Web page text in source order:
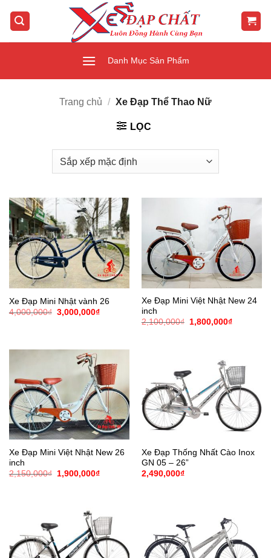
qua
Danh Mục Sản Phẩm
Trang chủ / Xe Đạp Thể Thao Nữ
LỌC
Xe Đạp Mini Nhật vành 26
4,000,000₫ Giá
3,000,000₫Giá
Xe Đạp Mini Việt Nhật New 24
inch
2,100,000₫
Giá
1,800,000₫Giá
Xe Đạp Mini Việt Nhật New 26
inch
2,150,000₫
Giá
1,900,000₫Giá
Xe Đạp Thống Nhất Cào Inox
GN 05 – 26”
2,490,000₫